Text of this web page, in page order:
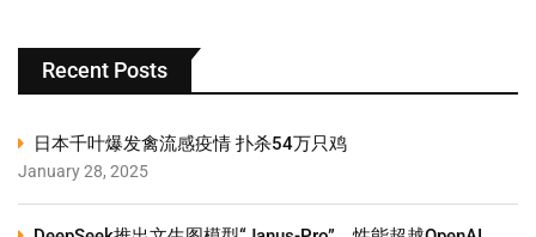
Recent Posts
日本千叶爆发禽流感疫情 扑杀54万只鸡
January 28, 2025